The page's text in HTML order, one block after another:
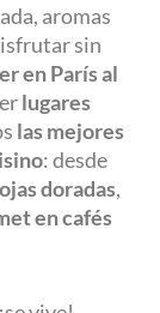
aromas
sin
en París al
lugares
las mejores
: desde
doradas,
en cafés